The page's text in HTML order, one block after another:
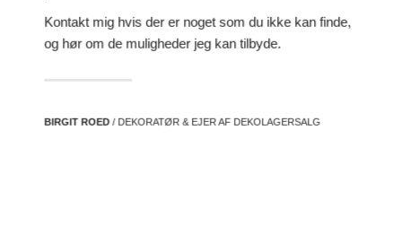
Kontakt mig hvis der er noget som du ikke kan finde,
og hør om de muligheder jeg kan tilbyde.
BIRGIT ROED/ DEKORATØR & EJER AF DEKOLAGERSALG